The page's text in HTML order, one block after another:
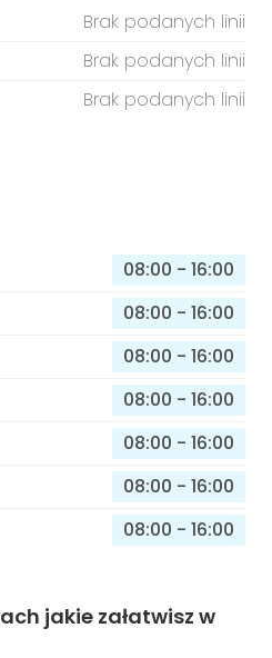
Brak podanych linii
Brak podanych linii
Brak podanych linii
08:00 - 16:00
08:00 - 16:00
08:00 - 16:00
08:00 - 16:00
08:00 - 16:00
08:00 - 16:00
08:00 - 16:00
jakie załatwisz w